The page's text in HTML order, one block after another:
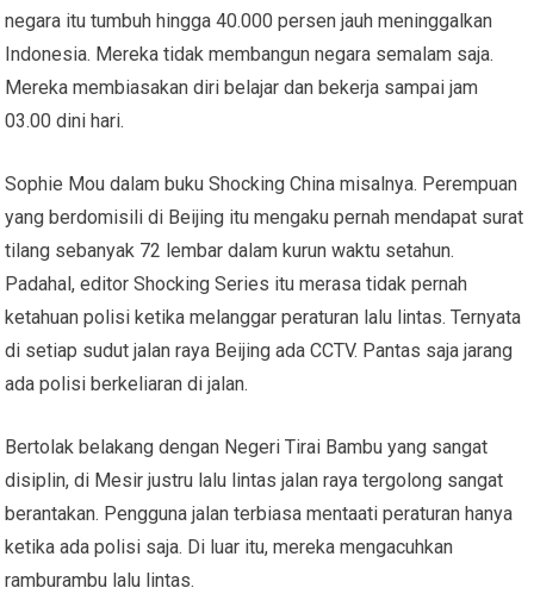
negara itu tumbuh hingga 40.000 persen jauh meninggalkan
Indonesia. Mereka tidak membangun negara semalam saja.
Mereka membiasakan diri belajar dan bekerja sampai jam
03.00 dini hari.
Sophie Mou dalam buku Shocking China misalnya. Perempuan
yang berdomisili di Beijing itu mengaku pernah mendapat surat
tilang sebanyak 72 lembar dalam kurun waktu setahun.
Padahal, editor Shocking Series itu merasa tidak pernah
ketahuan polisi ketika melanggar peraturan lalu lintas. Ternyata
di setiap sudut jalan raya Beijing ada CCTV. Pantas saja jarang
ada polisi berkeliaran di jalan.
Bertolak belakang dengan Negeri Tirai Bambu yang sangat
disiplin, di Mesir justru lalu lintas jalan raya tergolong sangat
berantakan. Pengguna jalan terbiasa mentaati peraturan hanya
ketika ada polisi saja. Di luar itu, mereka mengacuhkan
ramburambu lalu lintas.